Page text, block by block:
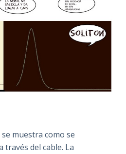
muestra como se
del cable. La